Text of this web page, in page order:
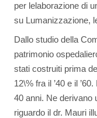
per lelaborazione di
su Lumanizzazione,
Dallo studio della
patrimonio
stati costruiti prima
12\% fra il ’40 e il
40 anni. Ne derivano
riguardo il dr. Mauri